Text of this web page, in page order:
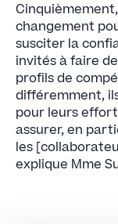
changement
susciter la
invités à faire
profils de
différemment,
pour leurs
assurer, en
les
explique Mme